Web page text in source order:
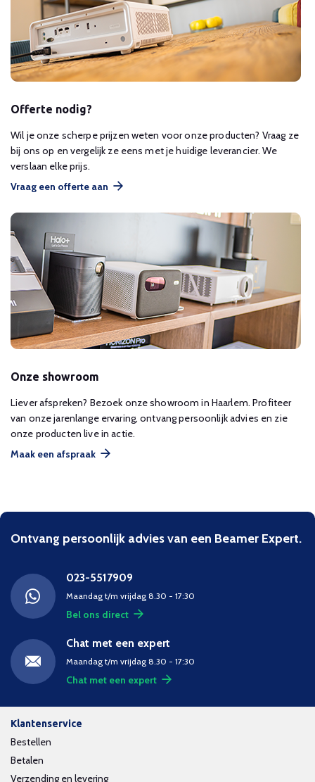
Offerte nodig?
Wil je onze scherpe prijzen weten voor onze producten? Vraag ze
bij ons op en vergelijk ze eens met je huidige leverancier. We
verslaan elke prijs.
Vraag een offerte aan
Onze showroom
Liever afspreken? Bezoek onze showroom in Haarlem. Profiteer
van onze jarenlange ervaring, ontvang persoonlijk advies en zie
onze producten live in actie.
Maak een afspraak
Ontvang persoonlijk advies van een Beamer Expert.
023-5517909
Maandag t/m vrijdag 8.30 - 17:30
Bel ons direct
Chat met een expert
Maandag t/m vrijdag 8.30 - 17:30
Chat met een expert
Klantenservice
Bestellen
Betalen
Verzending en levering